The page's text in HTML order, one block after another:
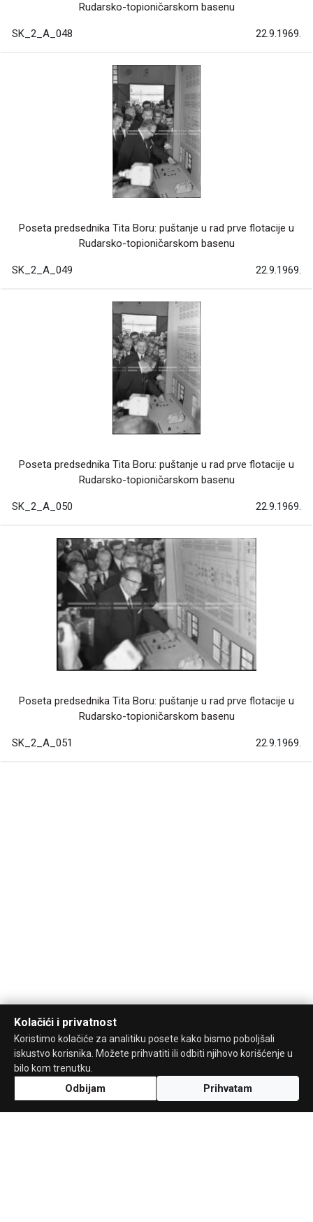
Rudarsko-topioničarskom basenu
SK_2_A_048 22.9.1969.
Poseta predsednika Tita Boru: puštanje u rad prve flotacije u
Rudarsko-topioničarskom basenu
SK_2_A_049 22.9.1969.
Poseta predsednika Tita Boru: puštanje u rad prve flotacije u
Rudarsko-topioničarskom basenu
SK_2_A_050 22.9.1969.
Poseta predsednika Tita Boru: puštanje u rad prve flotacije u
Rudarsko-topioničarskom basenu
SK_2_A_051 22.9.1969.
Kolačići i privatnost
Koristimo kolačiće za analitiku posete kako bismo poboljšali
iskustvo korisnika. Možete prihvatiti ili odbiti njihovo korišćenje u
bilo kom trenutku.
Odbijam Prihvatam